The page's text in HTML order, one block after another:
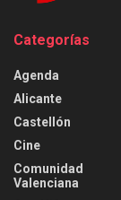
Categorías
Agenda
Alicante
Castellón
Cine
Comunidad
Valenciana